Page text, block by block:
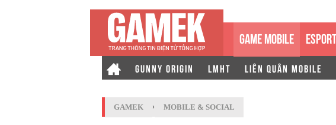
GAME MOBILE
GUNNY ORIGIN LMHT LIÊN QUÂN MOBILE
GAMEK › MOBILE & SOCIAL